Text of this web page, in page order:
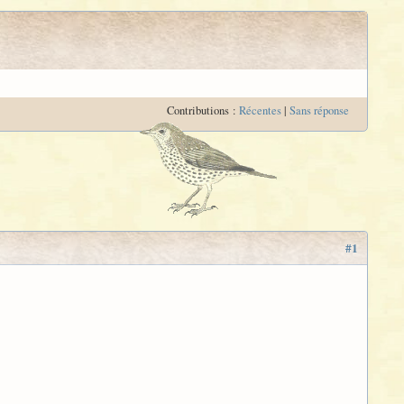
Contributions : Récentes| Sans réponse
#1